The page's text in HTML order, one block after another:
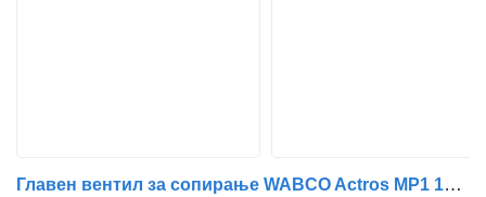
Главен вентил за сопирање WABCO Actros MP1 1843 (01.96-12.02) 4410500120 за камион влекач Mercedes-Benz Actros, Axor MP1, MP2, MP3 (1996-2014)